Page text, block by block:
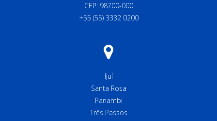
CEP: 98700-000
+55 (55) 3332 0200
Ijuí
Santa Rosa
Panambi
Três Passos